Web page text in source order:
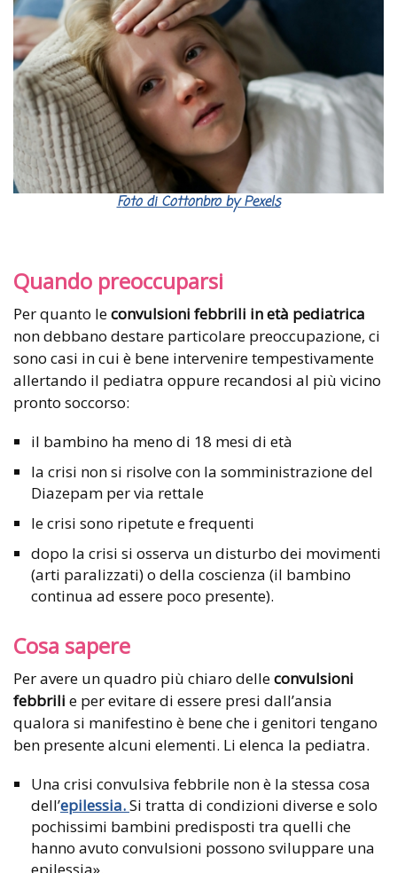
Foto di Cottonbro by Pexels
Quando preoccuparsi
Per quanto leconvulsioni febbrili in età pediatrica
non debbano destare particolare preoccupazione, ci
sono casi in cui è bene intervenire tempestivamente
allertando il pediatra oppure recandosi al più vicino
pronto soccorso:
il bambino ha meno di 18 mesi di età
la crisi non si risolve con la somministrazione del
Diazepam per via rettale
le crisi sono ripetute e frequenti
dopo la crisi si osserva un disturbo dei movimenti
(arti paralizzati) o della coscienza (il bambino
continua ad essere poco presente).
Cosa sapere
Per avere un quadro più chiaro delleconvulsioni
febbrili e per evitare di essere presi dall’ansia
qualora si manifestino è bene che i genitori tengano
ben presente alcuni elementi. Li elenca la pediatra.
Una crisi convulsiva febbrile non è la stessa cosa
dell’epilessia.Si tratta di condizioni diverse e solo
pochissimi bambini predisposti tra quelli che
hanno avuto convulsioni possono sviluppare una